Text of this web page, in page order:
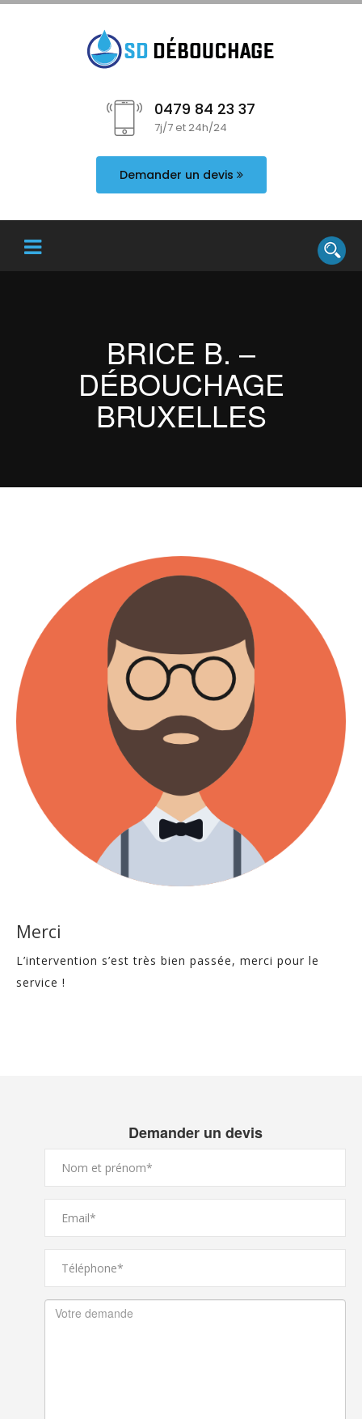
0479 84 23 37
7j/7 et 24h/24
Demander un devis
BRICE B. –
DÉBOUCHAGE
BRUXELLES
Merci
L’intervention s’est très bien passée, merci pour le
service !
Demander un devis